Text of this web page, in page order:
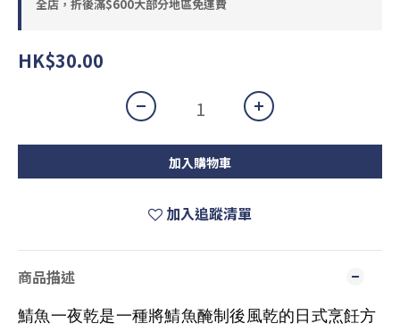
全店，折後滿$600大部分地區免運費
HK$30.00
加入購物車
加入追蹤清單
商品描述
鯖魚一夜乾是一種將鯖魚醃制後風乾的日式烹飪方